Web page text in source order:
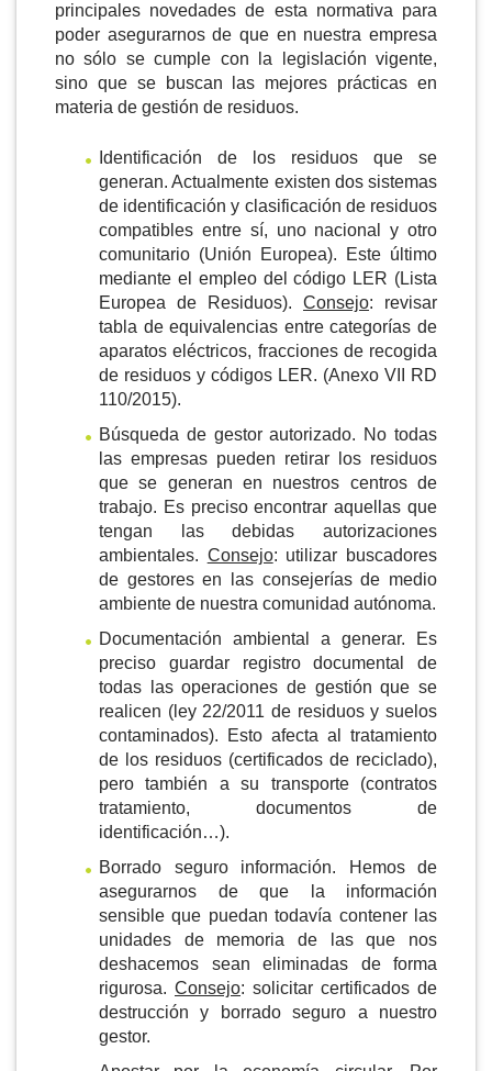
principales novedades de esta normativa para
poder asegurarnos de que en nuestra empresa
no sólo se cumple con la legislación vigente,
sino que se buscan las mejores prácticas en
materia de gestión de residuos.
Identificación de los residuos que se
generan. Actualmente existen dos sistemas
de identificación y clasificación de residuos
compatibles entre sí, uno nacional y otro
comunitario (Unión Europea). Este último
mediante el empleo del código LER (Lista
Europea de Residuos). Consejo: revisar
tabla de equivalencias entre categorías de
aparatos eléctricos, fracciones de recogida
de residuos y códigos LER. (Anexo VII RD
110/2015).
Búsqueda de gestor autorizado. No todas
las empresas pueden retirar los residuos
que se generan en nuestros centros de
trabajo. Es preciso encontrar aquellas que
tengan las debidas autorizaciones
ambientales. Consejo: utilizar buscadores
de gestores en las consejerías de medio
ambiente de nuestra comunidad autónoma.
Documentación ambiental a generar. Es
preciso guardar registro documental de
todas las operaciones de gestión que se
realicen (ley 22/2011 de residuos y suelos
contaminados). Esto afecta al tratamiento
de los residuos (certificados de reciclado),
pero también a su transporte (contratos
tratamiento, documentos de
identificación…).
Borrado seguro información. Hemos de
asegurarnos de que la información
sensible que puedan todavía contener las
unidades de memoria de las que nos
deshacemos sean eliminadas de forma
rigurosa. Consejo: solicitar certificados de
destrucción y borrado seguro a nuestro
gestor.